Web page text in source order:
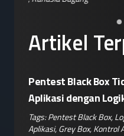
Artikel
Pentest Black Box
Aplikasi dengan
Kompleks
Tags:Pentest Black Box,
Aplikasi,Grey Box,Kontrol